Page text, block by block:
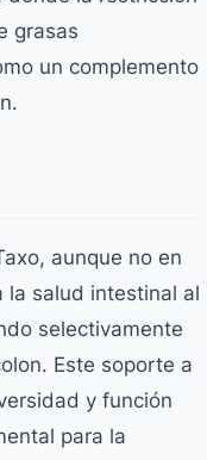
grasas
un complemento
aunque no en
la salud intestinal al
selectivamente
Este soporte a
y función
para la